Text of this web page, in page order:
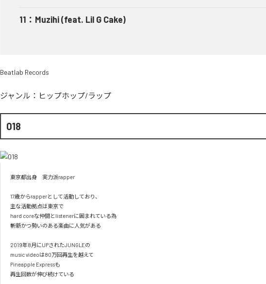
11 ： Muzihi (feat. Lil G Cake)
Beatlab Records
ジャンル： ヒップホップ/ラップ
018
東京都出身　実力派rapper
17歳からrapperとして活動しており、
主な活動拠点は東京で
hard coreな仲間とlistenerに囲まれている為
斬新かつ勢いのある楽曲に人気がある
2019年8月にUPされたJUNGLEの
music videoは80万回再生を越えて
Pineapple Expressも
再生回数が伸び続けている